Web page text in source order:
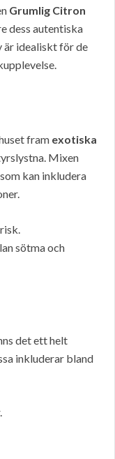
Grumlig Citron
dess autentiska
är idealiskt för de
fram exotiska
Mixen
kan inkludera
sötma och
det ett helt
inkluderar bland